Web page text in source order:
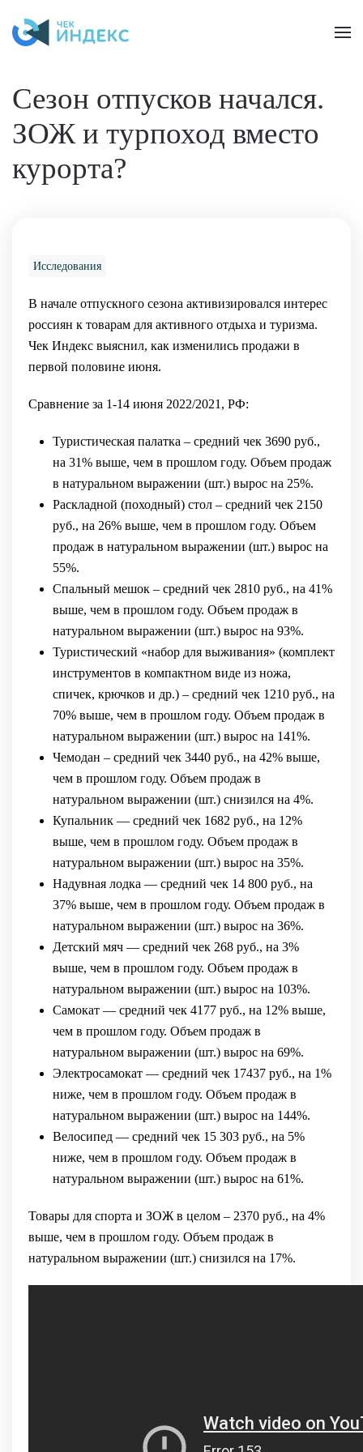
Skip to main content
Сезон отпусков начался.
ЗОЖ и турпоход вместо
курорта?
Исследования
В начале отпускного сезона активизировался интерес
россиян к товарам для активного отдыха и туризма.
Чек Индекс выяснил, как изменились продажи в
первой половине июня.
Сравнение за 1-14 июня 2022/2021, РФ:
Туристическая палатка – средний чек 3690 руб.,
на 31% выше, чем в прошлом году. Объем продаж
в натуральном выражении (шт.) вырос на 25%.
Раскладной (походный) стол – средний чек 2150
руб., на 26% выше, чем в прошлом году. Объем
продаж в натуральном выражении (шт.) вырос на
55%.
Спальный мешок – средний чек 2810 руб., на 41%
выше, чем в прошлом году. Объем продаж в
натуральном выражении (шт.) вырос на 93%.
Туристический «набор для выживания» (комплект
инструментов в компактном виде из ножа,
спичек, крючков и др.) – средний чек 1210 руб., на
70% выше, чем в прошлом году. Объем продаж в
натуральном выражении (шт.) вырос на 141%.
Чемодан – средний чек 3440 руб., на 42% выше,
чем в прошлом году. Объем продаж в
натуральном выражении (шт.) снизился на 4%.
Купальник — средний чек 1682 руб., на 12%
выше, чем в прошлом году. Объем продаж в
натуральном выражении (шт.) вырос на 35%.
Надувная лодка — средний чек 14 800 руб., на
37% выше, чем в прошлом году. Объем продаж в
натуральном выражении (шт.) вырос на 36%.
Детский мяч — средний чек 268 руб., на 3%
выше, чем в прошлом году. Объем продаж в
натуральном выражении (шт.) вырос на 103%.
Самокат — средний чек 4177 руб., на 12% выше,
чем в прошлом году. Объем продаж в
натуральном выражении (шт.) вырос на 69%.
Электросамокат — средний чек 17437 руб., на 1%
ниже, чем в прошлом году. Объем продаж в
натуральном выражении (шт.) вырос на 144%.
Велосипед — средний чек 15 303 руб., на 5%
ниже, чем в прошлом году. Объем продаж в
натуральном выражении (шт.) вырос на 61%.
Товары для спорта и ЗОЖ в целом – 2370 руб., на 4%
выше, чем в прошлом году. Объем продаж в
натуральном выражении (шт.) снизился на 17%.